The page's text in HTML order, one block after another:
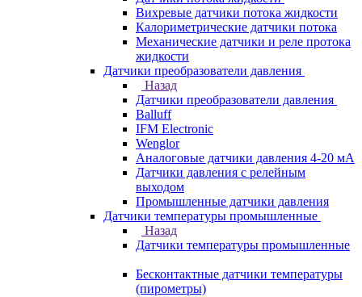
Вихревые датчики потока жидкости
Калориметрические датчики потока
Механические датчики и реле протока
жидкости
Датчики преобразователи давления
Назад
Датчики преобразователи давления
Balluff
IFM Electronic
Wenglor
Аналоговые датчики давления 4-20 мА
Датчики давления с релейным
выходом
Промышленные датчики давления
Датчики температуры промышленные
Назад
Датчики температуры промышленные
Бесконтактные датчики температуры
(пирометры)